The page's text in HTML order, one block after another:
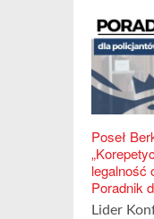
Poseł
legalność
Poradnik
Lider